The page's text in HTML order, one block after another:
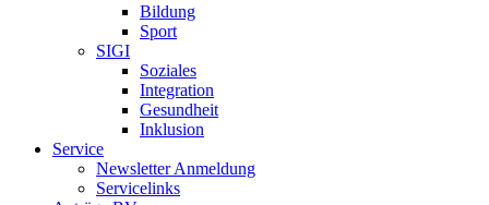
Bildung
Sport
SIGI
Soziales
Integration
Gesundheit
Inklusion
Service
Newsletter Anmeldung
Servicelinks